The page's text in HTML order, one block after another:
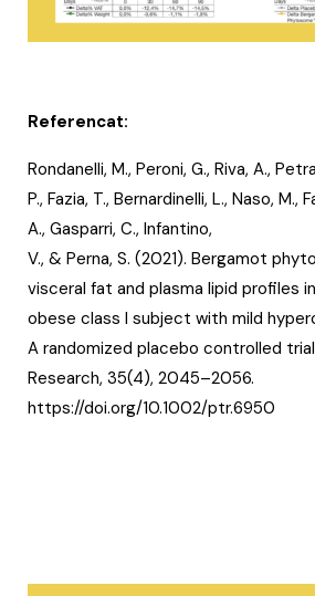
Referencat:
Rondanelli, M., Peroni, G., Riva, A.,
P., Fazia, T., Bernardinelli, L., Naso, M.,
A., Gasparri, C., Infantino,
V., & Perna, S. (2021). Bergamot
visceral fat and plasma lipid profiles
obese class I subject with mild
A randomized placebo controlled
Research, 35(4), 2045–2056.
https://doi.org/10.1002/ptr.6950